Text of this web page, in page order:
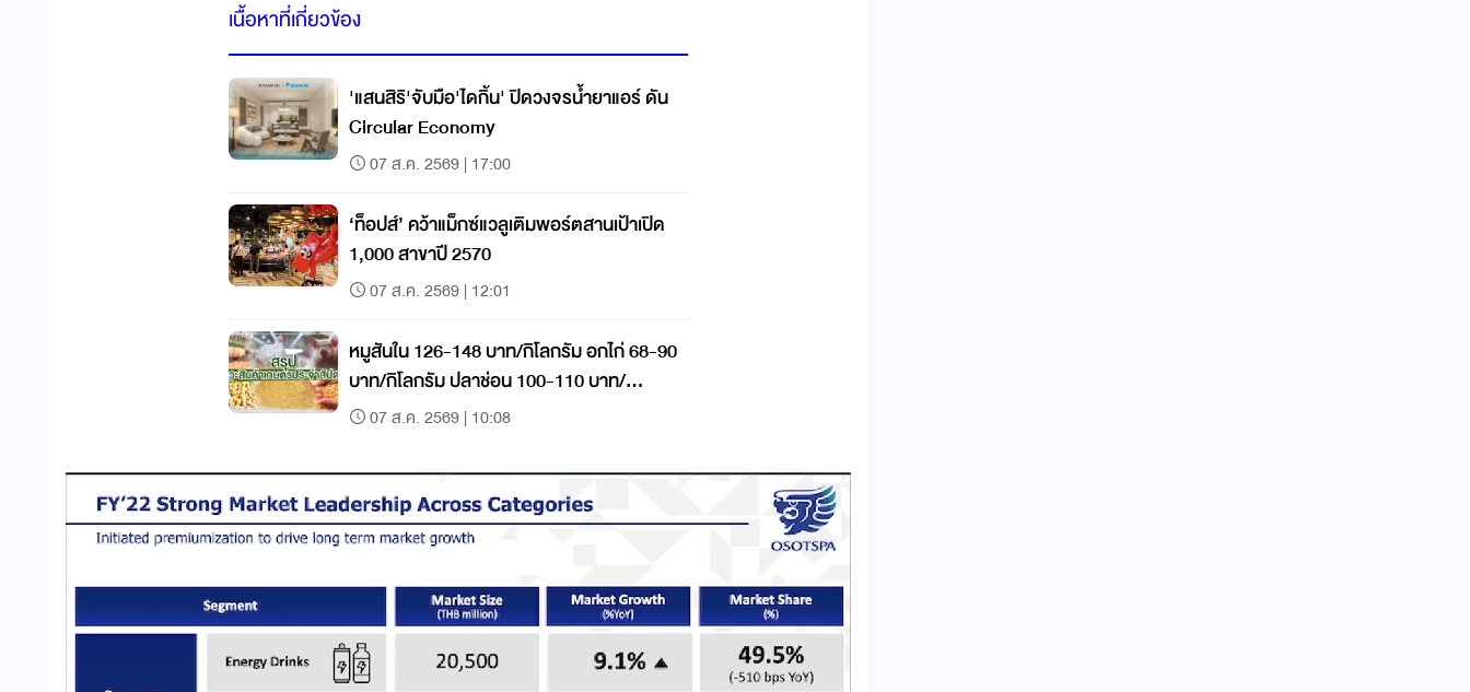
เนื้อหาที่เกี่ยวข้อง
'แสนสิริ'จับมือ'ไดกิ้น' ปิดวงจรน้ำยาแอร์ ดัน
Circular Economy
07 ส.ค. 2569 | 17:00
‘ท็อปส์’ คว้าแม็กซ์แวลูเติมพอร์ตสานเป้าเปิด
1,000 สาขาปี 2570
07 ส.ค. 2569 | 12:01
หมูสันใน 126-148 บาท/กิโลกรัม อกไก่ 68-90
บาท/กิโลกรัม ปลาช่อน 100-110 บาท/
กิโลกรัม
07 ส.ค. 2569 | 10:08